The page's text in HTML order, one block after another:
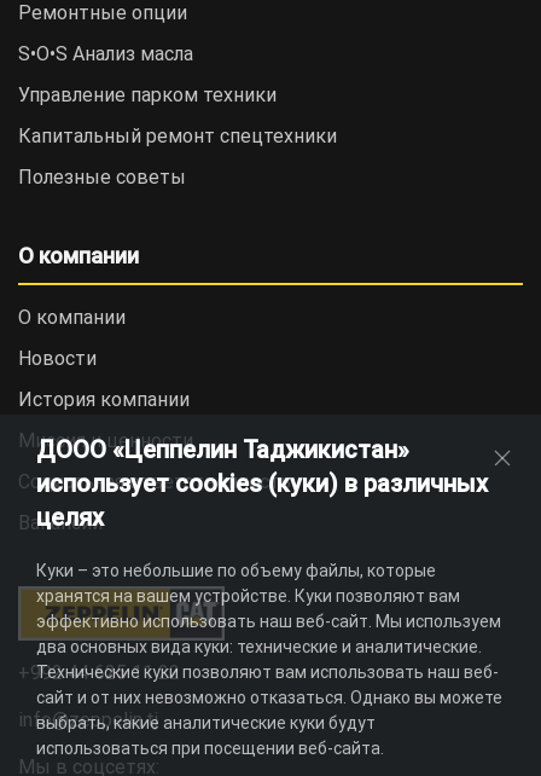
Ремонтные опции
S•O•S Анализ масла
Управление парком техники
Капитальный ремонт спецтехники
Полезные советы
О компании
О компании
Новости
История компании
Миссия и ценности
Социальная ответственность
Вакансии
+992 44 625 11 22
info@zeppelin.tj
Мы в соцсетях:
ДООО «Цеппелин Таджикистан»
использует cookies (куки) в различных
целях
Куки – это небольшие по объему файлы, которые
хранятся на вашем устройстве. Куки позволяют вам
эффективно использовать наш веб-сайт. Мы используем
два основных вида куки: технические и аналитические.
Технические куки позволяют вам использовать наш веб-
сайт и от них невозможно отказаться. Однако вы можете
выбрать, какие аналитические куки будут
использоваться при посещении веб-сайта.